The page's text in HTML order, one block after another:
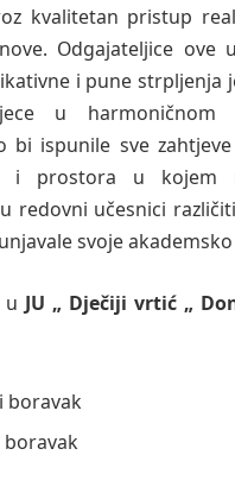
kvalitetan pristup
Odgajateljice ove
i pune strpljenja
u harmoničnom
bi ispunile sve
i prostora u kojem
redovni učesnici
svoje akademsko
u JU „ Dječiji vrtić „
boravak